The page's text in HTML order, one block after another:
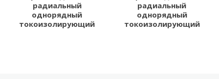
радиальный
однорядный
токоизолирующий
радиальный
однорядный
токоизолирующий